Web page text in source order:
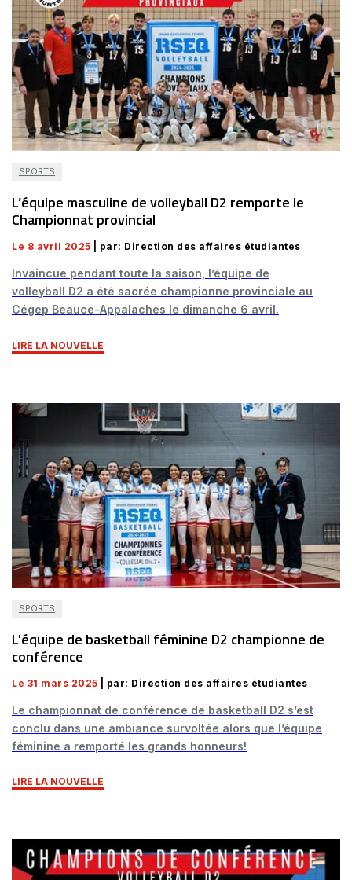
SPORTS
L’équipe masculine de volleyball D2 remporte le
Championnat provincial
Le 8 avril 2025 | par: Direction des affaires étudiantes
Invaincue pendant toute la saison, l’équipe de
volleyball D2 a été sacrée championne provinciale au
Cégep Beauce-Appalaches le dimanche 6 avril.
LIRE LA NOUVELLE
SPORTS
L'équipe de basketball féminine D2 championne de
conférence
Le 31 mars 2025 | par: Direction des affaires étudiantes
Le championnat de conférence de basketball D2 s’est
conclu dans une ambiance survoltée alors que l’équipe
féminine a remporté les grands honneurs!
LIRE LA NOUVELLE